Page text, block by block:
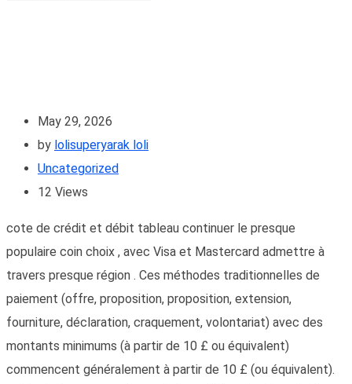
May 29, 2026
by lolisuperyarak loli
Uncategorized
12 Views
cote de crédit et débit tableau continuer le presque
populaire coin choix , avec Visa et Mastercard admettre à
travers presque région . Ces méthodes traditionnelles de
paiement (offre, proposition, proposition, extension,
fourniture, déclaration, craquement, volontariat) avec des
montants minimums (à partir de 10 £ ou équivalent)
commencent généralement à partir de 10 £ (ou équivalent).